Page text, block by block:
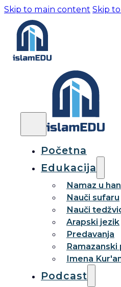
Skip to main content Skip
Početna
Edukacija
Namaz u
Nauči sufaru
Nauči
Arapski jezik
Predavanja
Ramazanski
Imena
Podcast